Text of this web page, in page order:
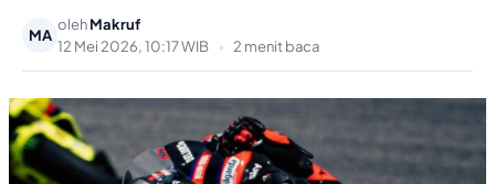
MA
olehMakruf
12 Mei 2026, 10:17 WIB
• 2 menit baca